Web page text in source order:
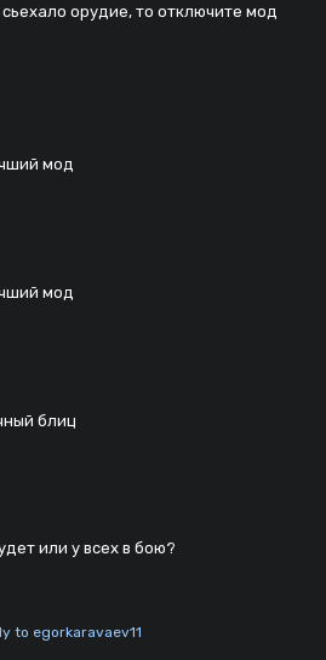
орудие, то отключите мод
мод
мод
блиц
или у всех в бою?
to egorkaravaev11